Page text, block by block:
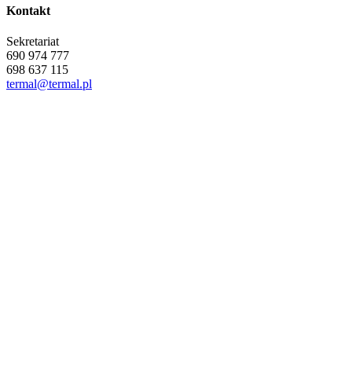
Kontakt
Sekretariat
690 974 777
698 637 115
termal@termal.pl